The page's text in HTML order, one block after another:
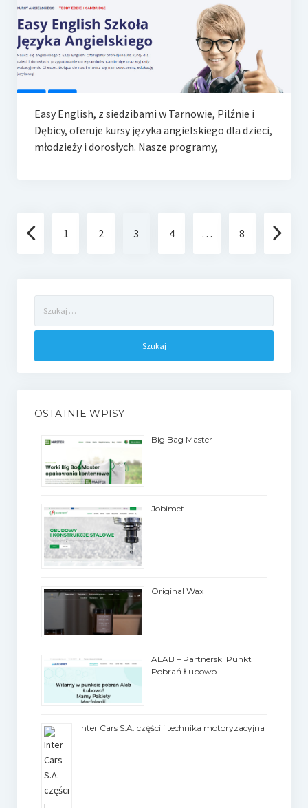
Easy English, z siedzibami w Tarnowie, Pilźnie i
Dębicy, oferuje kursy języka angielskiego dla dzieci,
młodzieży i dorosłych. Nasze programy,
po
1 2 3 4 … 8
OSTATNIE WPISY
Big Bag Master
Jobimet
Original Wax
ALAB – Partnerski Punkt
Pobrań Łubowo
Inter Cars S.A. części i technika motoryzacyjna